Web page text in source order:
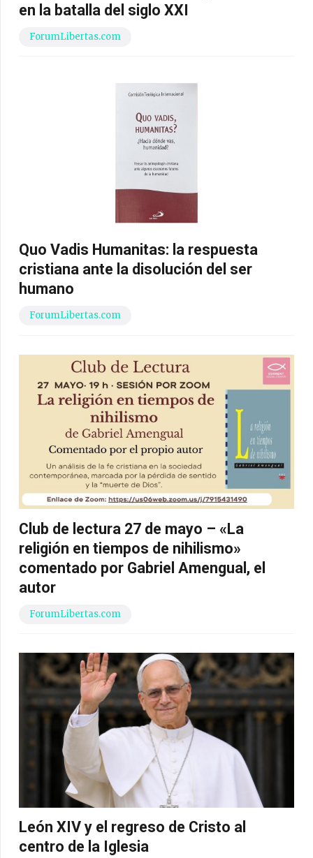
en la batalla del siglo XXI
ForumLibertas.com
Quo Vadis Humanitas: la respuesta
cristiana ante la disolución del ser
humano
ForumLibertas.com
Club de lectura 27 de mayo – «La
religión en tiempos de nihilismo»
comentado por Gabriel Amengual, el
autor
ForumLibertas.com
León XIV y el regreso de Cristo al
centro de la Iglesia